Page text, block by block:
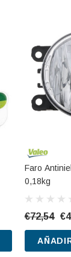
Faro
0,18kg
€72,54